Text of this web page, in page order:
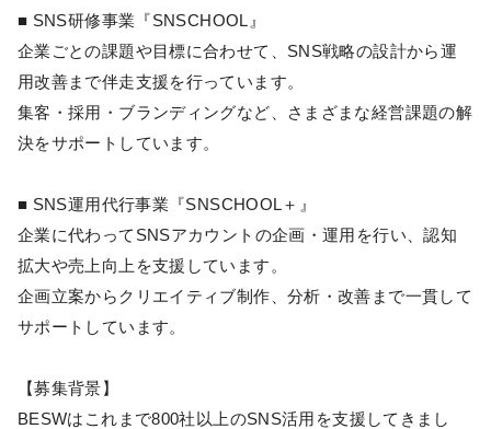
■ SNS研修事業『SNSCHOOL』
企業ごとの課題や目標に合わせて、SNS戦略の設計から運
用改善まで伴走支援を行っています。
集客・採用・ブランディングなど、さまざまな経営課題の解
決をサポートしています。
■ SNS運用代行事業『SNSCHOOL＋』
企業に代わってSNSアカウントの企画・運用を行い、認知
拡大や売上向上を支援しています。
企画立案からクリエイティブ制作、分析・改善まで一貫して
サポートしています。
【募集背景】
BESWはこれまで800社以上のSNS活用を支援してきまし